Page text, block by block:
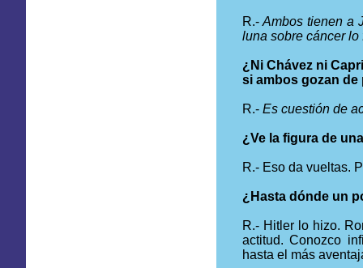
R.-Ambos tienen a
luna sobre cáncer
¿Ni Chávez ni
si ambos gozan
R.- Es cuestión de
¿Ve la figura de
R.- Eso da vueltas.
¿Hasta dónde un
R.- Hitler lo hizo.
actitud. Conozco
hasta el más